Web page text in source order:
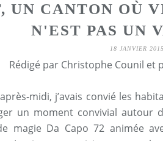
UN CANTON OÙ
N'EST PAS UN
18 JANVIER 2015
Rédigé par Christophe Counil et
midi, j’avais convié les
un moment convivial autour
magie Da Capo 72 animée